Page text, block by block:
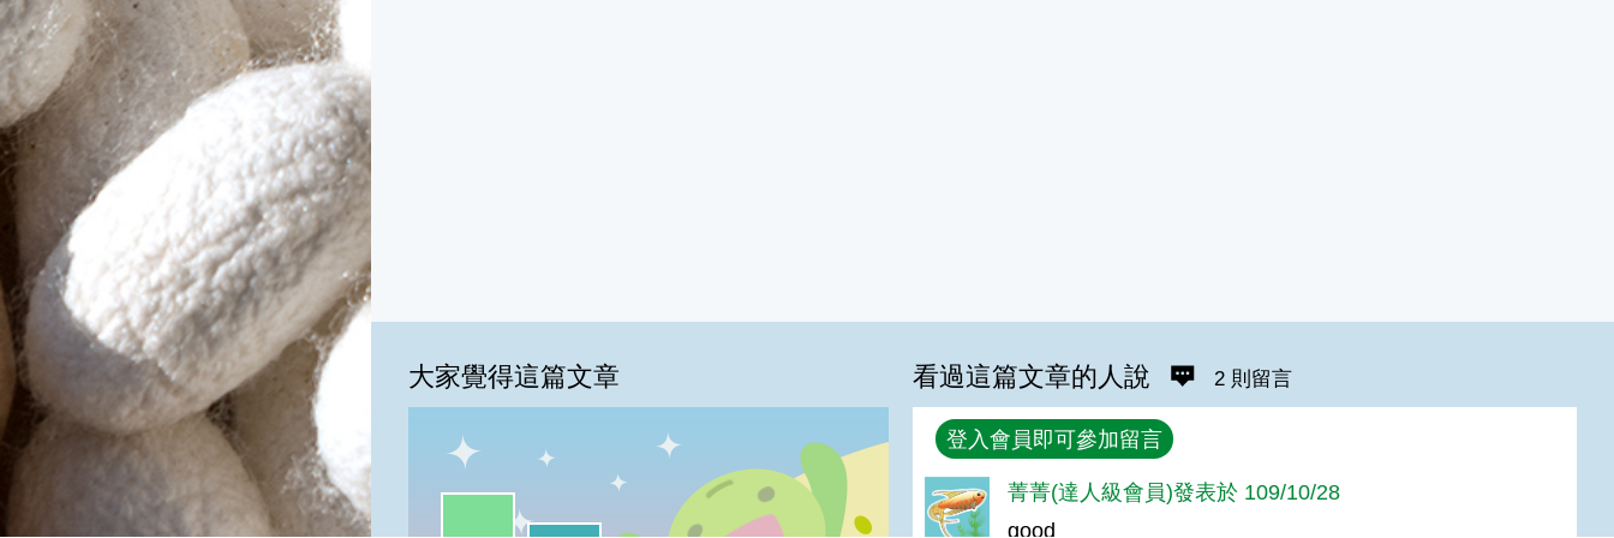
大家覺得這篇文章
一級棒:54%
看過這篇文章的人說 2 則留言
回覆
登入會員即可參加留言
菁菁(達人級會員)發表於 109/10/28
good